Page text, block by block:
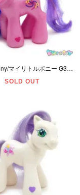
My Little Pony/マイリトルポニー G3・ Sparkleberry Swirl/スパークルベリースワール・Baby/ベビー・ミニサイズ・ピンク・星・2002年
SOLD OUT